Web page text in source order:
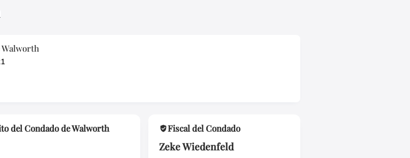
del Condado de Walworth Fiscal del Condado
Zeke Wiedenfeld